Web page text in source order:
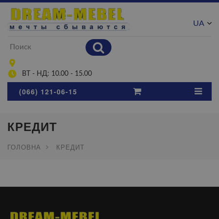
ВТ - НД: 10.00 - 15.00
UA
(066) 121-06-15
КРЕДИТ
ГОЛОВНА КРЕДИТ